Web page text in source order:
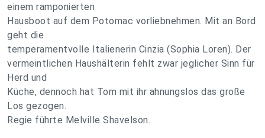
einem ramponierten
Hausboot auf dem Potomac vorliebnehmen. Mit an Bord
geht die
temperamentvolle Italienerin Cinzia (Sophia Loren). Der
vermeintlichen Haushälterin fehlt zwar jeglicher Sinn für
Herd und
Küche, dennoch hat Tom mit ihr ahnungslos das große
Los gezogen.
Regie führte Melville Shavelson.